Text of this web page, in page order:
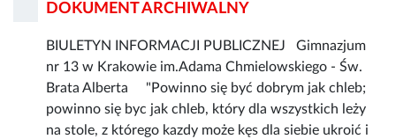
DOKUMENT ARCHIWALNY
BIULETYN INFORMACJI PUBLICZNEJ Gimnazjum
nr 13 w Krakowie im.Adama Chmielowskiego - Św.
Brata Alberta "Powinno się być dobrym jak chleb;
powinno się byc jak chleb, który dla wszystkich leży
na stole, z którego kazdy może kęs dla siebie ukroić i